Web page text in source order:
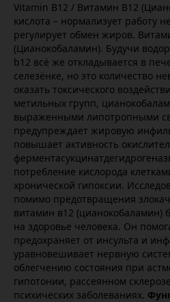
Vitamin B12 / Витамин B12
кислота – нормализует работу
регулирует обмен жиров.
(Цианокобаламин). Будучи
b12 всё же откладывается в
селезёнке, но это количество
оказать токсического
метильных групп,
выраженными липотропными
предупреждает жировую
повышает активность
потребление кислорода
хронической гипоксии.
помимо предотвращения
витамин в12 (цианокобаламин)
на здоровье человека. Он
предохраняет от инсульта и
уравновешивает нервную
облегчению состояния при
гипотонии, рассеянном
психических заболеваниях.